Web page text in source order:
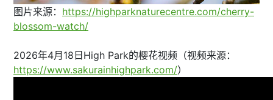
图片来源： https://highparknaturecentre.com/cherry-
blossom-watch/
2026年4月18日High Park的樱花视频（视频来源：
https://www.sakurainhighpark.com/）